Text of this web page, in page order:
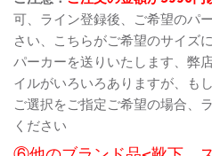
可、ライン登録後、ご希望のパ
さい、こちらがご希望のサイズ
パーカーを送りいたします、弊
イルがいろいろありますが、も
ご選択をご指定ご希望の場合、
ください